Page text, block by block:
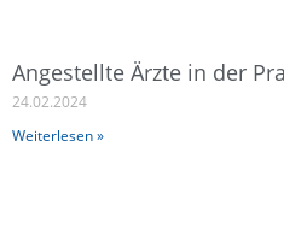
Angestellte Ärzte in der
24.02.2024
Weiterlesen »